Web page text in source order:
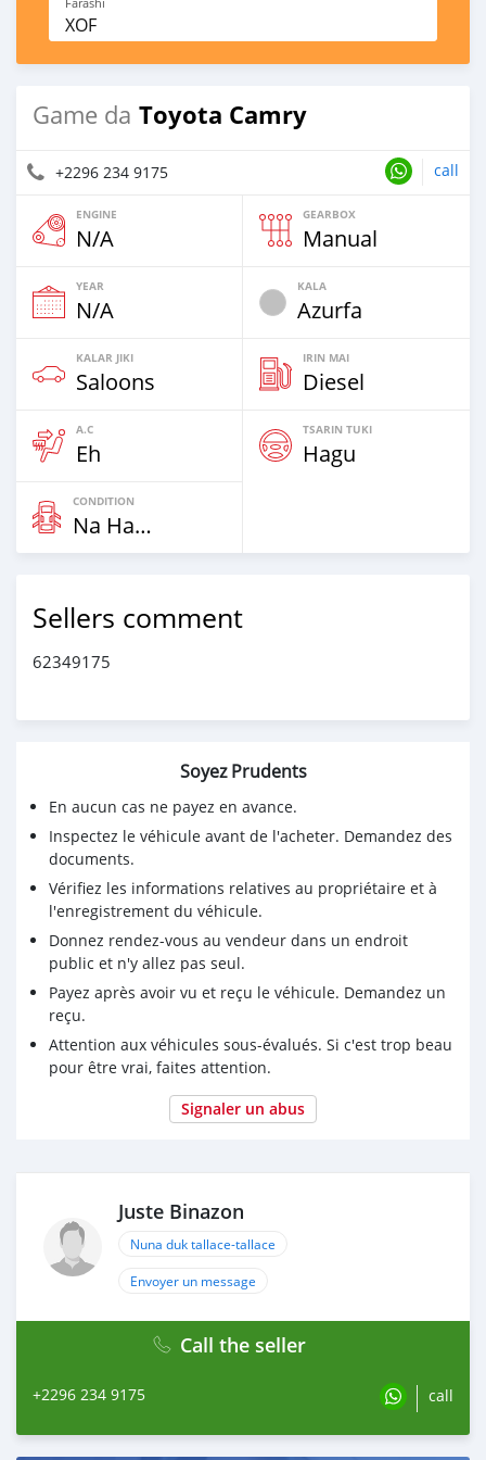
XOF
Game da Toyota Camry
+2296 234 9175 call
ENGINE
N/A
GEARBOX
Manual
YEAR
N/A
KALA
Azurfa
KALAR JIKI
Saloons
IRIN MAI
Diesel
A.C
Eh
TSARIN TUKI
Hagu
CONDITION
Na Hannu
Sellers comment
62349175
Soyez Prudents
En aucun cas ne payez en avance.
Inspectez le véhicule avant de l'acheter. Demandez des
documents.
Vérifiez les informations relatives au propriétaire et à
l'enregistrement du véhicule.
Donnez rendez-vous au vendeur dans un endroit
public et n'y allez pas seul.
Payez après avoir vu et reçu le véhicule. Demandez un
reçu.
Attention aux véhicules sous-évalués. Si c'est trop beau
pour être vrai, faites attention.
Signaler un abus
Juste Binazon
Nuna duk tallace-tallace
Envoyer un message
Call the seller
+2296 234 9175 call